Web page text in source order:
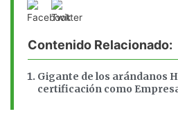
Contenido Relacionado:
Gigante de los arándanos
certificación como